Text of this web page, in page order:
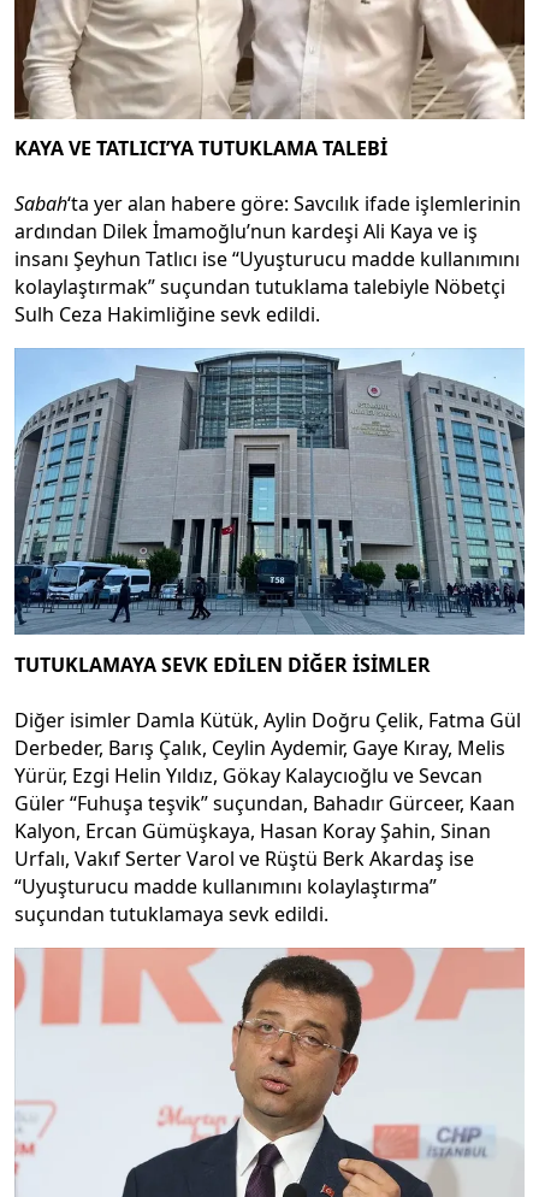
KAYA VE TATLICI’YA TUTUKLAMA TALEBİ
Sabah‘ta yer alan habere göre: Savcılık ifade işlemlerinin
ardından Dilek İmamoğlu’nun kardeşi Ali Kaya ve iş
insanı Şeyhun Tatlıcı ise “Uyuşturucu madde kullanımını
kolaylaştırmak” suçundan tutuklama talebiyle Nöbetçi
Sulh Ceza Hakimliğine sevk edildi.
TUTUKLAMAYA SEVK EDİLEN DİĞER İSİMLER
Diğer isimler Damla Kütük, Aylin Doğru Çelik, Fatma Gül
Derbeder, Barış Çalık, Ceylin Aydemir, Gaye Kıray, Melis
Yürür, Ezgi Helin Yıldız, Gökay Kalaycıoğlu ve Sevcan
Güler “Fuhuşa teşvik” suçundan, Bahadır Gürceer, Kaan
Kalyon, Ercan Gümüşkaya, Hasan Koray Şahin, Sinan
Urfalı, Vakıf Serter Varol ve Rüştü Berk Akardaş ise
“Uyuşturucu madde kullanımını kolaylaştırma”
suçundan tutuklamaya sevk edildi.